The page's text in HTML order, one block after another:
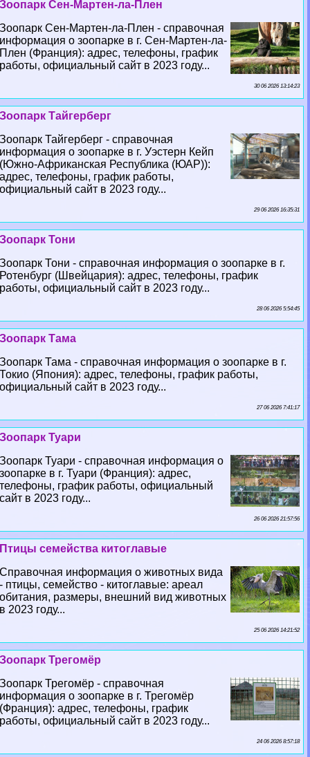
Зоопарк Сен-Мартен-ла-Плен
Зоопарк Сен-Мартен-ла-Плен - справочная
информация о зоопарке в г. Сен-Мартен-ла-
Плен (Франция): адрес, телефоны, график
работы, официальный сайт в 2023 году...
30 06 2026 13:14:23
Зоопарк Тайгерберг
Зоопарк Тайгерберг - справочная
информация о зоопарке в г. Уэстерн Кейп
(Южно-Африканская Республика (ЮАР)):
адрес, телефоны, график работы,
официальный сайт в 2023 году...
29 06 2026 16:35:31
Зоопарк Тони
Зоопарк Тони - справочная информация о зоопарке в г.
Ротенбург (Швейцария): адрес, телефоны, график
работы, официальный сайт в 2023 году...
28 06 2026 5:54:45
Зоопарк Тама
Зоопарк Тама - справочная информация о зоопарке в г.
Токио (Япония): адрес, телефоны, график работы,
официальный сайт в 2023 году...
27 06 2026 7:41:17
Зоопарк Туари
Зоопарк Туари - справочная информация о
зоопарке в г. Туари (Франция): адрес,
телефоны, график работы, официальный
сайт в 2023 году...
26 06 2026 21:57:56
Птицы семейства китоглавые
Справочная информация о животных вида
- птицы, семейство - китоглавые: ареал
обитания, размеры, внешний вид животных
в 2023 году...
25 06 2026 14:21:52
Зоопарк Трегомёр
Зоопарк Трегомёр - справочная
информация о зоопарке в г. Трегомёр
(Франция): адрес, телефоны, график
работы, официальный сайт в 2023 году...
24 06 2026 8:57:18